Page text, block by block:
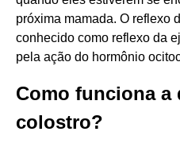
próxima mamada. O reflexo
conhecido como reflexo da
pela ação do hormônio
Como funciona a
colostro?